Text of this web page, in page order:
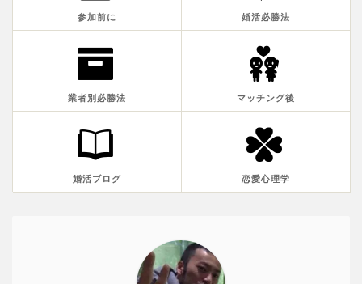
参加前に 婚活必勝法
業者別必勝法 マッチング後
婚活ブログ 恋愛心理学